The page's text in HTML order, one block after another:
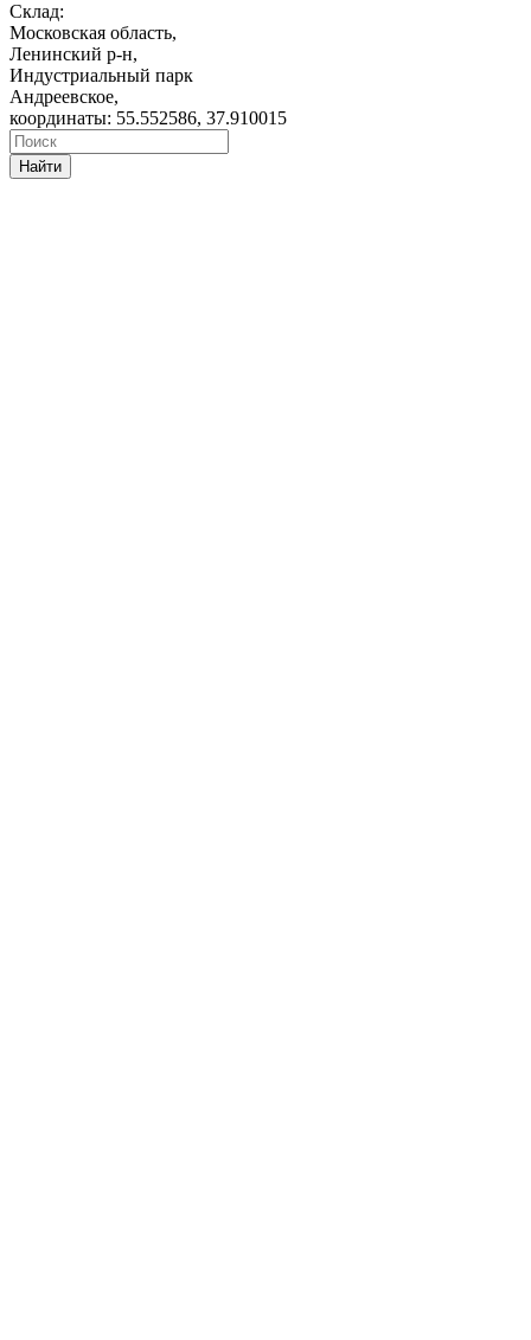
Склад:
Московская область,
Ленинский р-н,
Индустриальный парк
Андреевское,
координаты: 55.552586, 37.910015
Найти